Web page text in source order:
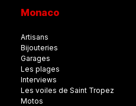
Monaco
Artisans
Bijouteries
Garages
Les plages
Interviews
Les voiles de Saint Tropez
Motos